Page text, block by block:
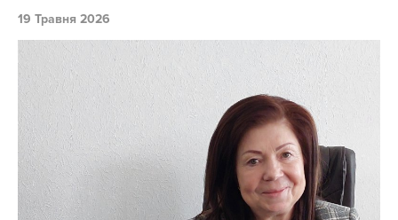
19 Травня 2026